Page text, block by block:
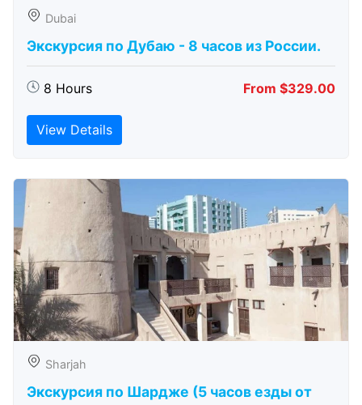
Dubai
Экскурсия по Дубаю - 8 часов из России.
8 Hours From $329.00
View Details
Sharjah
Экскурсия по Шардже (5 часов езды от